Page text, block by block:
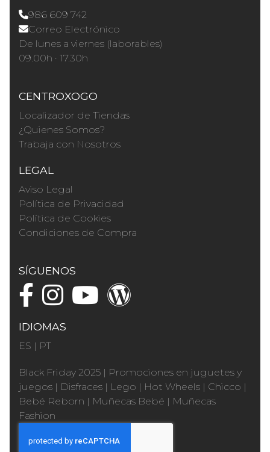
986 609 742
Correo Electrónico
De lunes a viernes (laborables)
09.00h · 17.30h
CENTROXOGO
Localizador de Tiendas
¿Quienes Somos?
Trabaja con Nosotros
LEGAL
Aviso Legal
Política de Privacidad
Política de Cookies
Condiciones de Compra
SÍGUENOS
IDIOMAS
ES | PT
Black Friday 2025 | Promociones en juguetes y
juegos | Disfraces | Lego | Hot Wheels | Chicco |
Bebé Reborn | Muñecas Bebé | Muñecas
Fashion